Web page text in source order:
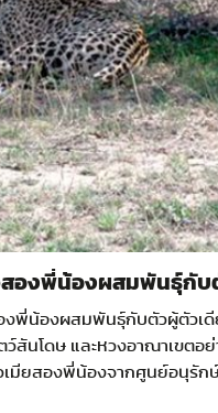
สองพี่น้องผสมพันธุ์กับ
งพี่น้องผสมพันธุ์กับตัวผู้ตัวเ
ว์สันโดษ และหวงอาณาเขตอ
เมียสองพี่น้องจากศูนย์อนุรัก